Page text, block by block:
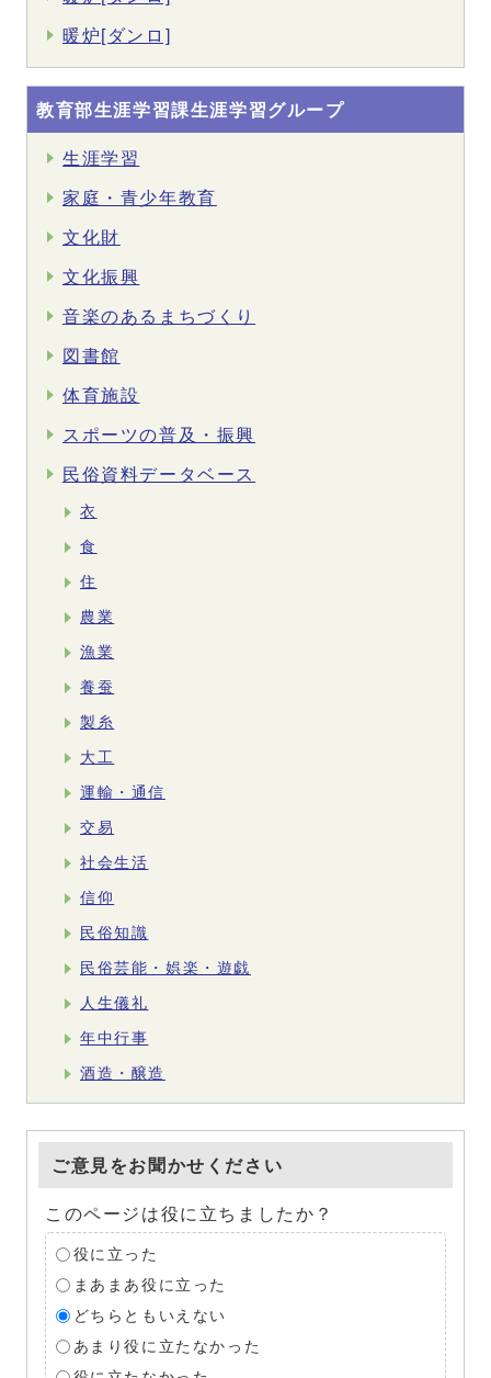
暖炉[ダンロ]
教育部生涯学習課生涯学習グループ
生涯学習
家庭・青少年教育
文化財
文化振興
音楽のあるまちづくり
図書館
体育施設
スポーツの普及・振興
民俗資料データベース
衣
食
住
農業
漁業
養蚕
製糸
大工
運輸・通信
交易
社会生活
信仰
民俗知識
民俗芸能・娯楽・遊戯
人生儀礼
年中行事
酒造・醸造
ご意見をお聞かせください
このページは役に立ちましたか？
役に立った
まあまあ役に立った
どちらともいえない
あまり役に立たなかった